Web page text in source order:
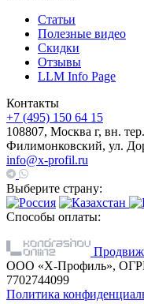
Статьи
Полезные видео
Скидки
Отзывы
LLM Info Page
Контакты
+7 (495) 150 64 15
108807, Москва г, вн.
Филимонковский, ул.
info@x-profil.ru
Выберите страну:
Способы оплаты:
ООО «Х-Профиль»,
7702744099
Политика